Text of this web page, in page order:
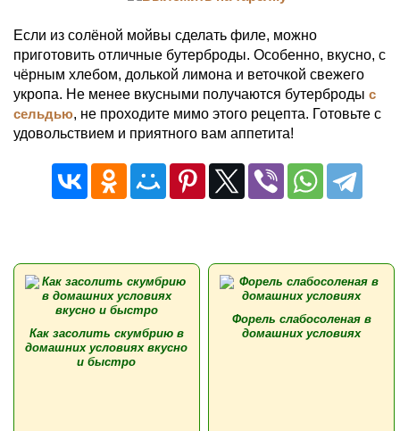
Если из солёной мойвы сделать филе, можно
приготовить отличные бутерброды. Особенно, вкусно, с
чёрным хлебом, долькой лимона и веточкой свежего
укропа. Не менее вкусными получаются бутерброды с
сельдью, не проходите мимо этого рецепта. Готовьте с
удовольствием и приятного вам аппетита!
Как засолить скумбрию в
домашних условиях вкусно
и быстро
Форель слабосоленая в
домашних условиях